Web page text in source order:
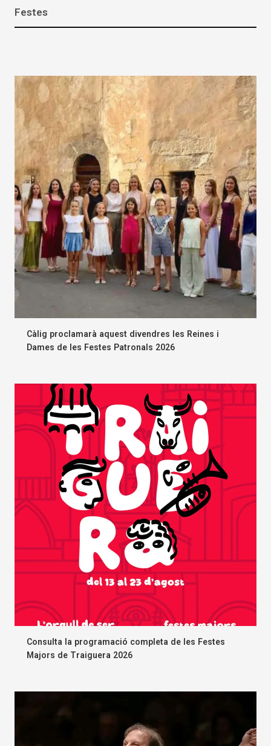
Festes
Càlig proclamarà aquest divendres les Reines i
Dames de les Festes Patronals 2026
Consulta la programació completa de les Festes
Majors de Traiguera 2026